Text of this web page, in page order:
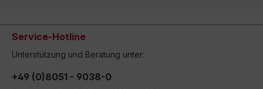
Service-Hotline
Unterstützung und Beratung unter:
+49 (0)8051 - 9038-0